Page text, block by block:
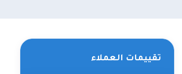
تقييمات العملاء